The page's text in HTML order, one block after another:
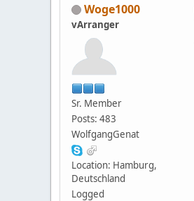
Woge1000
vArranger
Sr. Member
Posts: 483
WolfgangGenat
Location: Hamburg,
Deutschland
Logged